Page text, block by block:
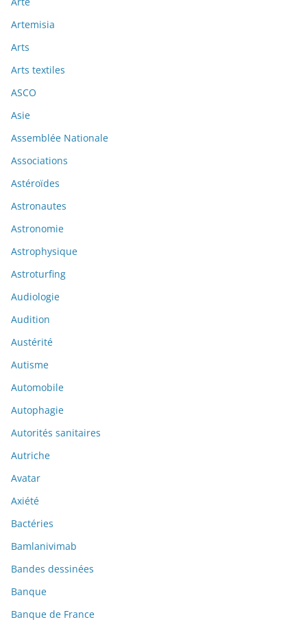
Artemisia
Arts
Arts textiles
ASCO
Asie
Assemblée Nationale
Associations
Astéroïdes
Astronautes
Astronomie
Astrophysique
Astroturfing
Audiologie
Audition
Austérité
Autisme
Automobile
Autophagie
Autorités sanitaires
Autriche
Avatar
Axiété
Bactéries
Bamlanivimab
Bandes dessinées
Banque
Banque de France